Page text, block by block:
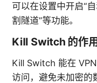
可以在设置中开启“
割隧道”等功能。
Kill Switch 的作用
Kill Switch 能在
访问，避免未加密的